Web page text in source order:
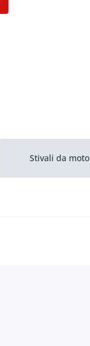
Stivali da moto